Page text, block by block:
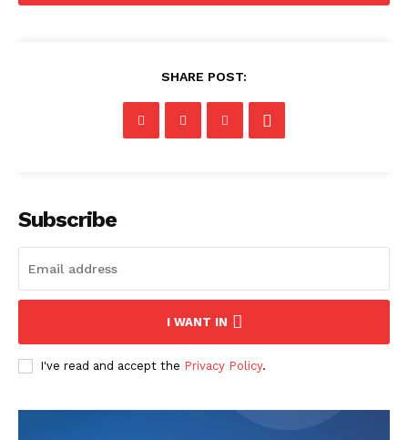
SHARE POST:
Subscribe
I WANT IN
I've read and accept the Privacy Policy.